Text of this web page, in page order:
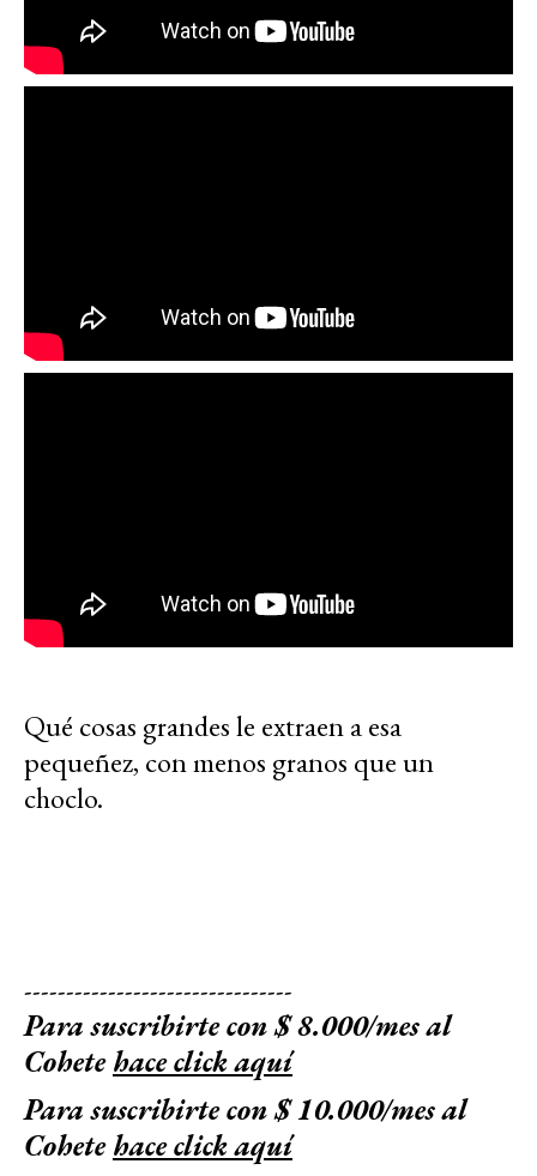
Qué cosas grandes le extraen a esa
pequeñez, con menos granos que un
choclo.
--------------------------------
Para suscribirte con $ 8.000/mes al
Cohetehace click aquí
Para suscribirte con $ 10.000/mes al
Cohetehace click aquí